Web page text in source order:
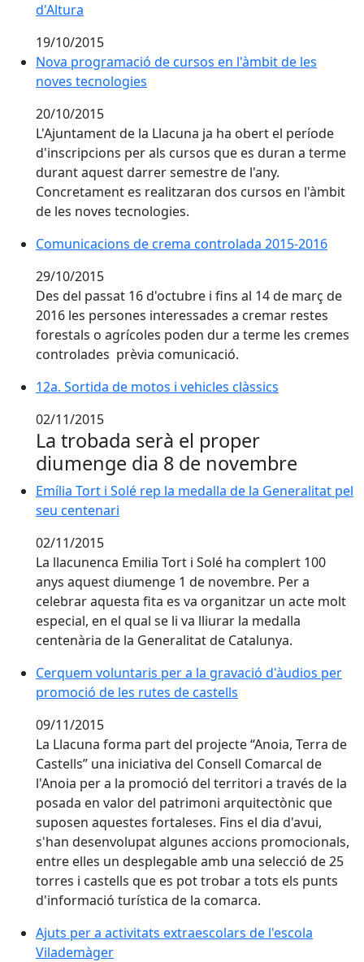
d'Altura
19/10/2015
Nova programació de cursos en l'àmbit de les
noves tecnologies
20/10/2015
L'Ajuntament de la Llacuna ja ha obert el període
d'inscripcions per als cursos que es duran a terme
durant aquest darrer semestre de l'any.
Concretament es realitzaran dos cursos en l'àmbit
de les noves tecnologies.
Comunicacions de crema controlada 2015-2016
29/10/2015
Des del passat 16 d'octubre i fins al 14 de març de
2016 les persones interessades a cremar restes
forestals o agrícoles poden dur a terme les cremes
controlades prèvia comunicació.
12a. Sortida de motos i vehicles clàssics
12a. Sortida de motos i vehicles clàssics
02/11/2015
La trobada serà el proper
diumenge dia 8 de novembre
Emília Tort i Solé rep la medalla de la Generalitat pel
Emília Tort i Solé rep la medalla de la Generalitat pel
seu centenari
02/11/2015
La llacunenca Emilia Tort i Solé ha complert 100
anys aquest diumenge 1 de novembre. Per a
celebrar aquesta fita es va organitzar un acte molt
especial, en el qual se li va lliurar la medalla
centenària de la Generalitat de Catalunya.
Cerquem voluntaris per a la gravació d'àudios per
Cerquem voluntaris per a la gravació d'àudios per
promoció de les rutes de castells
09/11/2015
La Llacuna forma part del projecte “Anoia, Terra de
Castells” una iniciativa del Consell Comarcal de
l'Anoia per a la promoció del territori a través de la
posada en valor del patrimoni arquitectònic que
suposen aquestes fortaleses. Fins el dia d'avui,
s'han desenvolupat algunes accions promocionals,
entre elles un desplegable amb una selecció de 25
torres i castells que es pot trobar a tots els punts
d'informació turística de la comarca.
Ajuts per a activitats extraescolars de l'escola
Vilademàger